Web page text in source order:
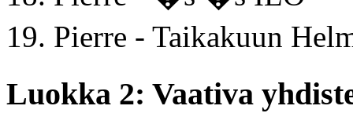
19. Pierre - Taikakuun
Luokka 2: Vaativa